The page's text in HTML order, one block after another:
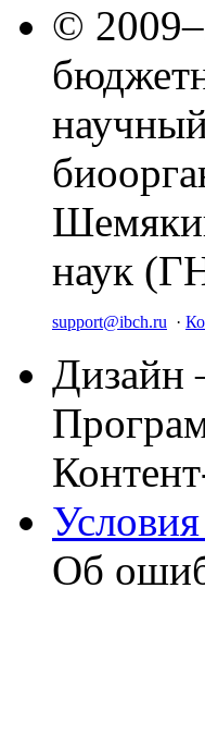
©
наук
support@ibch.ru ·
Об